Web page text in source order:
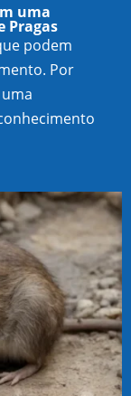
uma
Pragas
podem
Por